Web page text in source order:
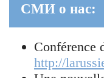
СМИ о нас:
Conférence
http://